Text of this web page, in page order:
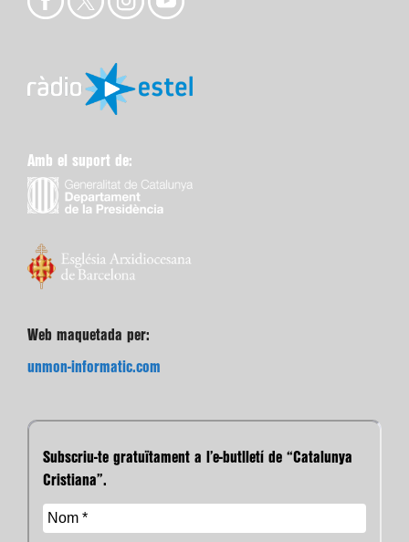
Amb el suport de:
Web maquetada per:
unmon-informatic.com
Subscriu-te gratuïtament a l’e-butlletí de “Catalunya
Cristiana”.